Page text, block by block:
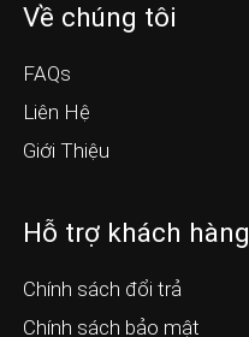
Về chúng tôi
FAQs
Liên Hệ
Giới Thiệu
Hỗ trợ khách hàng
Chính sách đổi trả
Chính sách bảo mật